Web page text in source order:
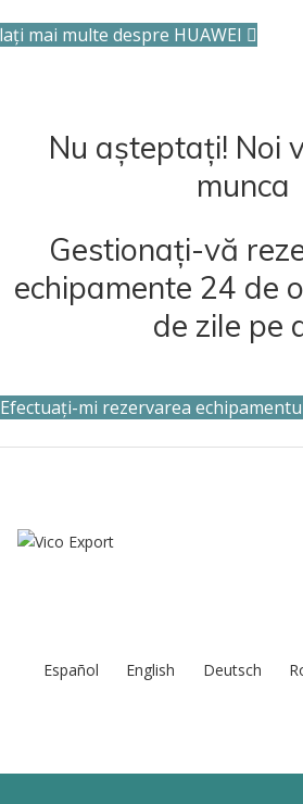
mai multe despre HUAWEI
Nu așteptați! Noi
munca
Gestionați-vă
echipamente 24 de
de zile pe
Efectuați-mi rezervarea
Español English Deutsch